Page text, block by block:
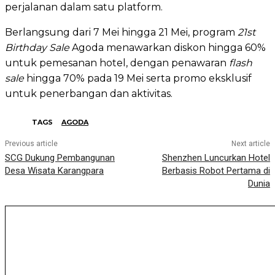
perjalanan dalam satu platform.
Berlangsung dari 7 Mei hingga 21 Mei, program 21st
Birthday SaleAgoda menawarkan diskon hingga 60%
untuk pemesanan hotel, dengan penawaran flash
salehingga 70% pada 19 Mei serta promo eksklusif
untuk penerbangan dan aktivitas.
TAGS AGODA
Previous article
SCG Dukung Pembangunan
Desa Wisata Karangpara
Next article
Shenzhen Luncurkan Hotel
Berbasis Robot Pertama di
Dunia